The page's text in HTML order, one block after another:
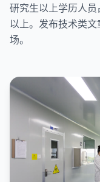
研究生以上学历人
以上。发布技术类
场。